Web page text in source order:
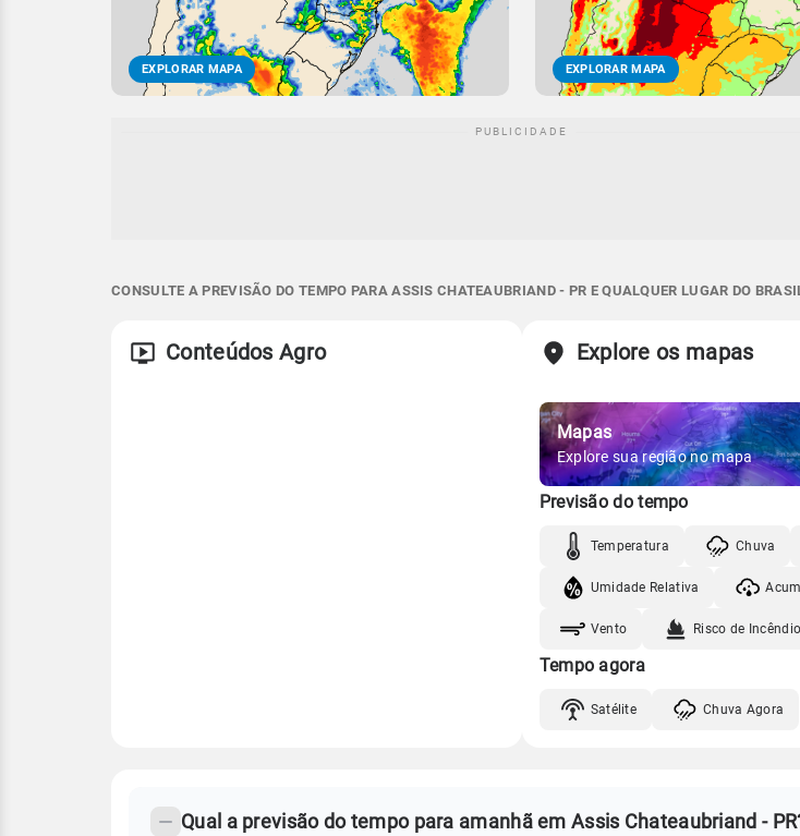
EXPLORAR MAPA EXPLORAR MAPA
CONSULTE A PREVISÃO DO TEMPO PARA ASSIS CHATEAUBRIAND - PR E QUALQUER LUGAR DO
Conteúdos Agro Explore os mapas
Mapas
Explore sua região no mapa
Previsão do tempo
Temperatura Chuva
Umidade Relativa
Vento Risco de Incêndio
Tempo agora
Satélite Chuva Agora
Qual a previsão do tempo para amanhã em Assis Chateaubriand -